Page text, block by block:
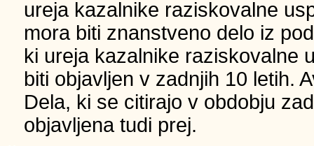
ureja kazalnike raziskovalne
mora biti znanstveno delo iz
ki ureja kazalnike raziskovalne
biti objavljen v zadnjih 10 letih.
Dela, ki se citirajo v obdobju
objavljena tudi prej.